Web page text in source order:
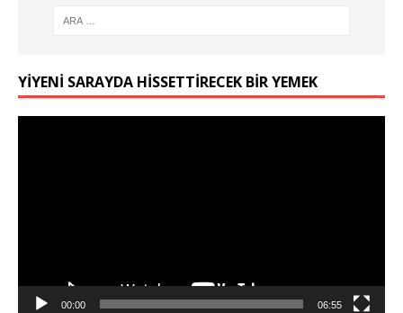
YIYENI SARAYDA HISSETTIRECEK BIR YEMEK
00:00 06:55